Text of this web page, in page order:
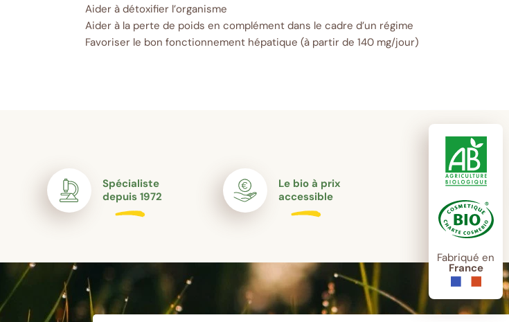
Aider à détoxifier l’organisme
Aider à la perte de poids en complément dans le cadre d’un régime
Favoriser le bon fonctionnement hépatique (à partir de 140 mg/jour)
Fabriqué en
France
Spécialiste
depuis 1972
Le bio à prix
accessible